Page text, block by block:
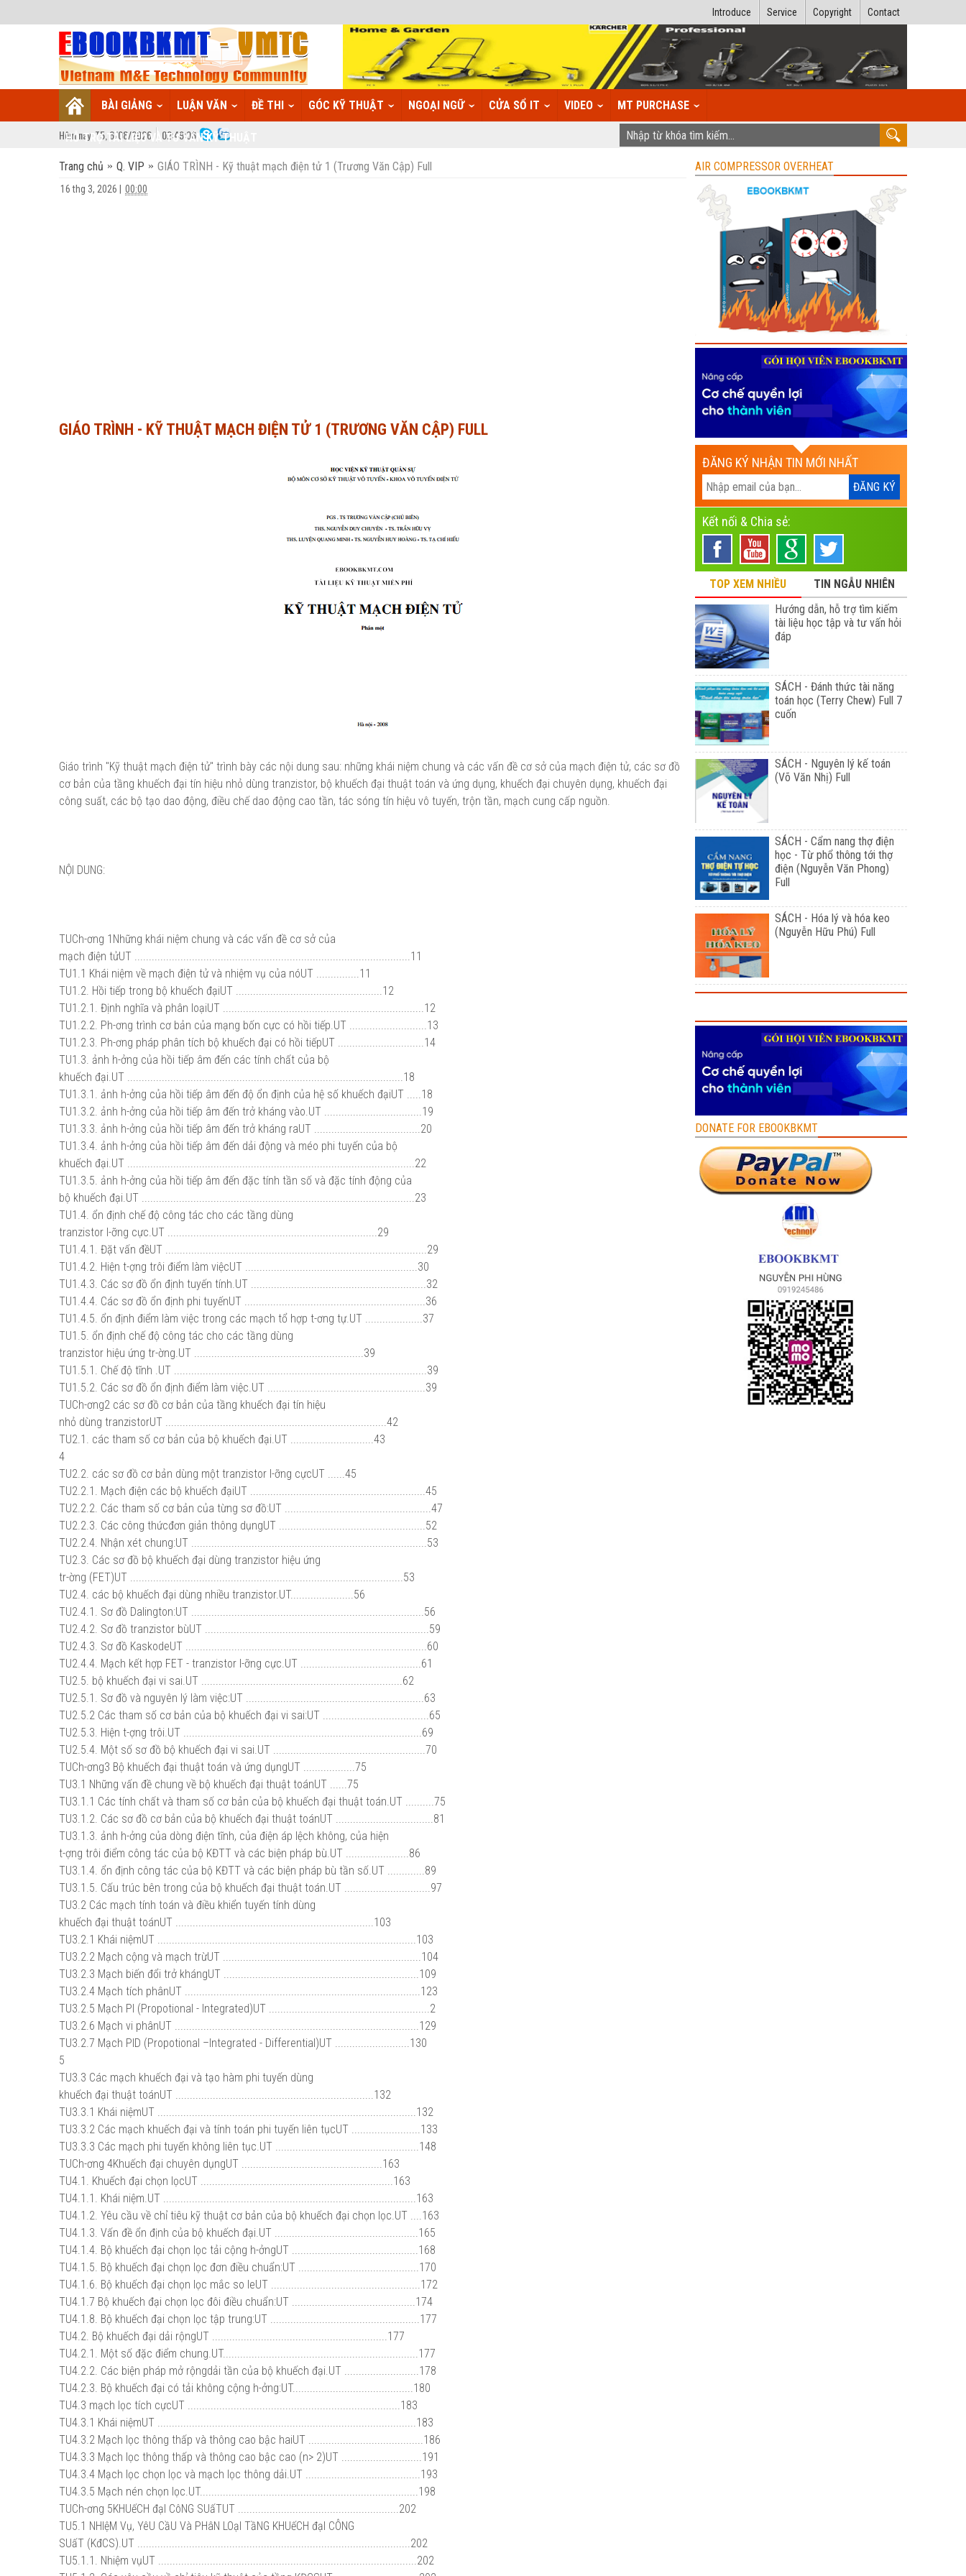
Contact
Copyright
Service
Introduce
BÀI GIẢNG LUẬN VĂN ĐỀ THI GÓC KỸ THUẬT NGOẠI NGỮ CỬA SỔ IT VIDEO MT PURCHASE
HỖ TRỢ TÀI LIỆU VÀ TƯ VẤN KỸ THUẬT
Hôm nay: T5, 6/08/2026 02:49:07
Trang chủ Q. VIP GIÁO TRÌNH - Kỹ thuật mạch điện tử 1 (Trương Văn Cập) Full
16 thg 3, 2026 00:00
GIÁO TRÌNH - KỸ THUẬT MẠCH ĐIỆN TỬ 1 (TRƯƠNG VĂN CẬP) FULL
Giáo trình "Kỹ thuật mạch điện tử" trình bày các nội dung sau: những khái niệm chung và các vấn đề cơ sở của mạch điện tử, các sơ đồ
cơ bản của tầng khuếch đại tín hiệu nhỏ dùng tranzistor, bộ khuếch đại thuật toán và ứng dụng, khuếch đại chuyên dụng, khuếch đại
công suất, các bộ tạo dao động, điều chế dao động cao tần, tác sóng tín hiệu vô tuyến, trộn tần, mạch cung cấp nguồn.
NỘI DUNG:
TUCh-ơng 1Những khái niệm chung và các vấn đề cơ sở của
mạch điện tửUT ................................................................................................11
TU1.1 Khái niệm về mạch điện tử và nhiệm vụ của nóUT ...............11
TU1.2. Hồi tiếp trong bộ khuếch đạiUT ...................................................12
TU1.2.1. Định nghĩa và phân loạiUT ......................................................................12
TU1.2.2. Ph-ơng trình cơ bản của mạng bốn cực có hồi tiếp.UT ...........................13
TU1.2.3. Ph-ơng pháp phân tích bộ khuếch đại có hồi tiếpUT ..............................14
TU1.3. ảnh h-ởng của hồi tiếp âm đến các tính chất của bộ
khuếch đại.UT ................................................................................................18
TU1.3.1. ảnh h-ởng của hồi tiếp âm đến độ ổn định của hệ số khuếch đạiUT .....18
TU1.3.2. ảnh h-ởng của hồi tiếp âm đến trở kháng vào.UT ..................................19
TU1.3.3. ảnh h-ởng của hồi tiếp âm đến trở kháng raUT .....................................20
TU1.3.4. ảnh h-ởng của hồi tiếp âm đến dải động và méo phi tuyến của bộ
khuếch đại.UT ....................................................................................................22
TU1.3.5. ảnh h-ởng của hồi tiếp âm đến đặc tính tần số và đặc tính động của
bộ khuếch đại.UT ...............................................................................................23
TU1.4. ổn định chế độ công tác cho các tầng dùng
tranzistor l-ỡng cực.UT .........................................................................29
TU1.4.1. Đặt vấn đềUT ...........................................................................................29
TU1.4.2. Hiện t-ợng trôi điểm làm việcUT ............................................................30
TU1.4.3. Các sơ đồ ổn định tuyến tính.UT .............................................................32
TU1.4.4. Các sơ đồ ổn định phi tuyếnUT ...............................................................36
TU1.4.5. ổn định điểm làm việc trong các mạch tổ hợp t-ơng tự.UT ....................37
TU1.5. ổn định chế độ công tác cho các tầng dùng
tranzistor hiệu ứng tr-ờng.UT ...........................................................39
TU1.5.1. Chế độ tĩnh .UT ........................................................................................39
TU1.5.2. Các sơ đồ ổn định điểm làm việc.UT .......................................................39
TUCh-ơng2 các sơ đồ cơ bản của tầng khuếch đại tín hiệu
nhỏ dùng tranzistorUT .............................................................................42
TU2.1. các tham số cơ bản của bộ khuếch đại.UT .............................43
4
TU2.2. các sơ đồ cơ bản dùng một tranzistor l-ỡng cựcUT ......45
TU2.2.1. Mạch điện các bộ khuếch đạiUT .............................................................45
TU2.2.2. Các tham số cơ bản của từng sơ đồ:UT ...................................................47
TU2.2.3. Các công thứcđơn giản thông dụngUT ...................................................52
TU2.2.4. Nhận xét chung:UT ..................................................................................53
TU2.3. Các sơ đồ bộ khuếch đại dùng tranzistor hiệu ứng
tr-ờng (FET)UT ...............................................................................................53
TU2.4. các bộ khuếch đại dùng nhiều tranzistor.UT......................56
TU2.4.1. Sơ đồ Dalington:UT .................................................................................56
TU2.4.2. Sơ đồ tranzistor bùUT ..............................................................................59
TU2.4.3. Sơ đồ KaskodeUT ....................................................................................60
TU2.4.4. Mạch kết hợp FET - tranzistor l-ỡng cực.UT ..........................................61
TU2.5. bộ khuếch đại vi sai.UT ......................................................................62
TU2.5.1. Sơ đồ và nguyên lý làm việc:UT ..............................................................63
TU2.5.2 Các tham số cơ bản của bộ khuếch đại vi sai:UT .....................................65
TU2.5.3. Hiện t-ợng trôi.UT ...................................................................................69
TU2.5.4. Một số sơ đồ bộ khuếch đại vi sai.UT .....................................................70
TUCh-ơng3 Bộ khuếch đại thuật toán và ứng dụngUT ..................75
TU3.1 Những vấn đề chung về bộ khuếch đại thuật toánUT ......75
TU3.1.1 Các tính chất và tham số cơ bản của bộ khuếch đại thuật toán.UT ..........75
TU3.1.2. Các sơ đồ cơ bản của bộ khuếch đại thuật toánUT ..................................81
TU3.1.3. ảnh h-ởng của dòng điện tĩnh, của điện áp lệch không, của hiện
t-ợng trôi điểm công tác của bộ KĐTT và các biện pháp bù.UT ......................86
TU3.1.4. ổn định công tác của bộ KĐTT và các biện pháp bù tần số.UT .............89
TU3.1.5. Cấu trúc bên trong của bộ khuếch đại thuật toán.UT ..............................97
TU3.2 Các mạch tính toán và điều khiển tuyến tính dùng
khuếch đại thuật toánUT .....................................................................103
TU3.2.1 Khái niệmUT ..........................................................................................103
TU3.2.2 Mạch cộng và mạch trừUT .....................................................................104
TU3.2.3 Mạch biến đổi trở khángUT ....................................................................109
TU3.2.4 Mạch tích phânUT ..................................................................................123
TU3.2.5 Mạch PI (Propotional - Integrated)UT ........................................................2
TU3.2.6 Mạch vi phânUT .....................................................................................129
TU3.2.7 Mạch PID (Propotional –Integrated - Differential)UT ..........................130
5
TU3.3 Các mạch khuếch đại và tạo hàm phi tuyến dùng
khuếch đại thuật toánUT .....................................................................132
TU3.3.1 Khái niệmUT ..........................................................................................132
TU3.3.2 Các mạch khuếch đại và tính toán phi tuyến liên tụcUT ........................133
TU3.3.3 Các mạch phi tuyến không liên tục.UT ..................................................148
TUCh-ơng 4Khuếch đại chuyên dụngUT .................................................163
TU4.1. Khuếch đại chọn lọcUT ...................................................................163
TU4.1.1. Khái niệm.UT ........................................................................................163
TU4.1.2. Yêu cầu về chỉ tiêu kỹ thuật cơ bản của bộ khuếch đại chọn lọc.UT ....163
TU4.1.3. Vấn đề ổn định của bộ khuếch đại.UT ..................................................165
TU4.1.4. Bộ khuếch đại chọn lọc tải cộng h-ởngUT ............................................168
TU4.1.5. Bộ khuếch đại chọn lọc đơn điều chuẩn:UT ..........................................170
TU4.1.6. Bộ khuếch đại chọn lọc mắc so leUT ....................................................172
TU4.1.7 Bộ khuếch đại chọn lọc đôi điều chuẩn:UT ...........................................174
TU4.1.8. Bộ khuếch đại chọn lọc tập trung:UT ....................................................177
TU4.2. Bộ khuếch đại dải rộngUT .............................................................177
TU4.2.1. Một số đặc điểm chung.UT....................................................................177
TU4.2.2. Các biện pháp mở rộngdải tần của bộ khuếch đại.UT ..........................178
TU4.2.3. Bộ khuếch đại có tải không cộng h-ởng:UT..........................................180
TU4.3 mạch lọc tích cựcUT ..........................................................................183
TU4.3.1 Khái niệmUT ..........................................................................................183
TU4.3.2 Mạch lọc thông thấp và thông cao bậc haiUT ........................................186
TU4.3.3 Mạch lọc thông thấp và thông cao bậc cao (n> 2)UT ............................191
TU4.3.4 Mạch lọc chọn lọc và mạch lọc thông dải.UT ........................................193
TU4.3.5 Mạch nén chọn lọc.UT............................................................................198
TUCh-ơng 5KHUếCH đạI CôNG SUấTUT ........................................................202
TU5.1 NHIệM Vụ, YêU CầU Và PHâN LOạI TầNG KHUếCH đạI CÔNG
SUấT (KđCS).UT ...............................................................................................202
TU5.1.1. Nhiệm vụUT ..........................................................................................202
AIR COMPRESSOR OVERHEAT
ĐĂNG KÝ NHẬN TIN MỚI NHẤT
Kết nối & Chia sẻ:
TOP XEM NHIỀU
TIN NGẪU NHIÊN
Hướng dẫn, hỗ trợ tìm kiếm
tài liệu học tập và tư vấn hỏi
đáp
SÁCH - Đánh thức tài năng
toán học (Terry Chew) Full 7
cuốn
SÁCH - Nguyên lý kế toán
(Võ Văn Nhị) Full
SÁCH - Cẩm nang thợ điện
học - Từ phổ thông tới thợ
điện (Nguyễn Văn Phong)
Full
SÁCH - Hóa lý và hóa keo
(Nguyễn Hữu Phú) Full
DONATE FOR EBOOKBKMT